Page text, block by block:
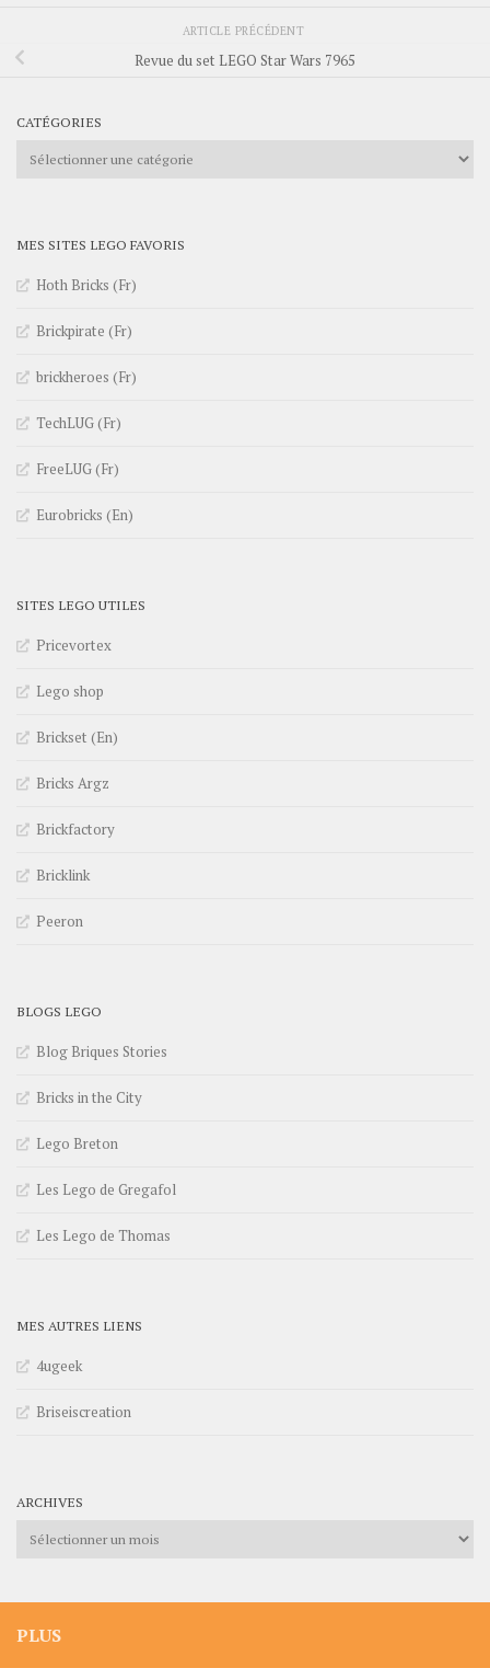
ARTICLE PRÉCÉDENT
Revue du set LEGO Star Wars 7965
CATÉGORIES
Catégories
MES SITES LEGO FAVORIS
Hoth Bricks (Fr)
Brickpirate (Fr)
brickheroes (Fr)
TechLUG (Fr)
FreeLUG (Fr)
Eurobricks (En)
SITES LEGO UTILES
Pricevortex
Lego shop
Brickset (En)
Bricks Argz
Brickfactory
Bricklink
Peeron
BLOGS LEGO
Blog Briques Stories
Bricks in the City
Lego Breton
Les Lego de Gregafol
Les Lego de Thomas
MES AUTRES LIENS
4ugeek
Briseiscreation
ARCHIVES
Archives
PLUS